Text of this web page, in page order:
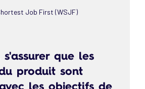
Job First (WSJF)
s'assurer que les
produit sont
les objectifs de